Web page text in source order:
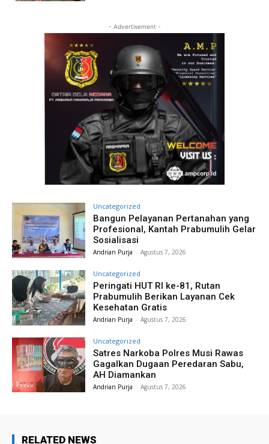
- Advertisement -
Uncategorized
Bangun Pelayanan Pertanahan yang
Profesional, Kantah Prabumulih Gelar
Sosialisasi
Andrian Purja - Agustus 7, 2026
Uncategorized
Peringati HUT RI ke-81, Rutan
Prabumulih Berikan Layanan Cek
Kesehatan Gratis
Andrian Purja - Agustus 7, 2026
Uncategorized
Satres Narkoba Polres Musi Rawas
Gagalkan Dugaan Peredaran Sabu,
AH Diamankan
Andrian Purja - Agustus 7, 2026
RELATED NEWS